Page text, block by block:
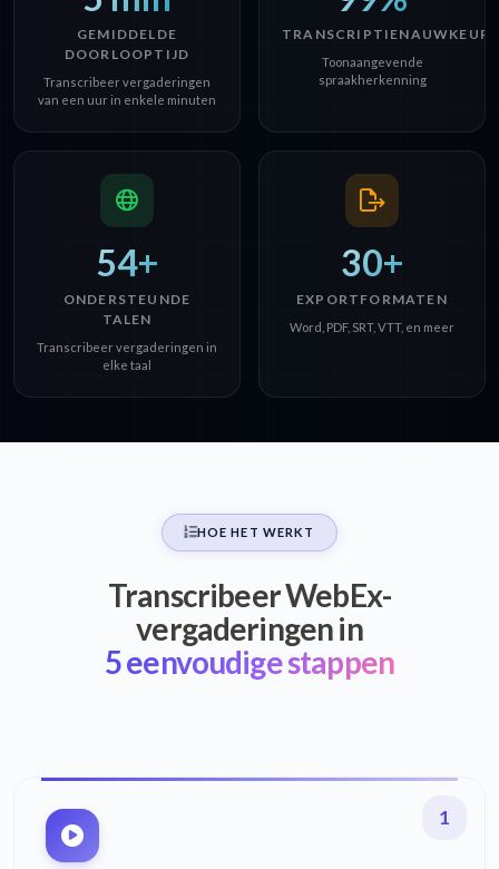
GEMIDDELDE
DOORLOOPTIJD
Transcribeer vergaderingen
van een uur in enkele minuten
Toonaangevende
spraakherkenning
54+
ONDERSTEUNDE
TALEN
Transcribeer vergaderingen in
elke taal
30+
EXPORTFORMATEN
Word, PDF, SRT, VTT, en meer
HOE HET WERKT
Transcribeer WebEx-
vergaderingen in
5 eenvoudige stappen
1